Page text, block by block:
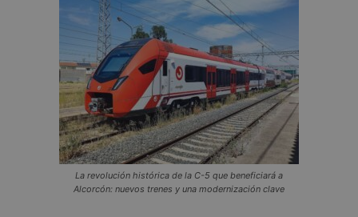
La revolución histórica de la C-5 que beneficiará a
Alcorcón: nuevos trenes y una modernización clave